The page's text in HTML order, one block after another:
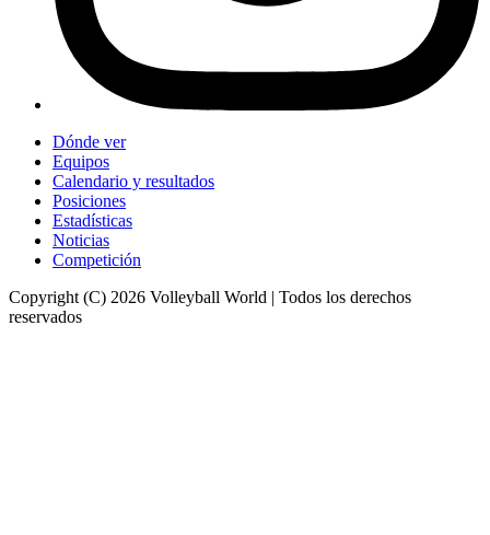
Dónde ver
Equipos
Calendario y resultados
Posiciones
Estadísticas
Noticias
Competición
Copyright (C) 2026 Volleyball World | Todos los derechos
reservados